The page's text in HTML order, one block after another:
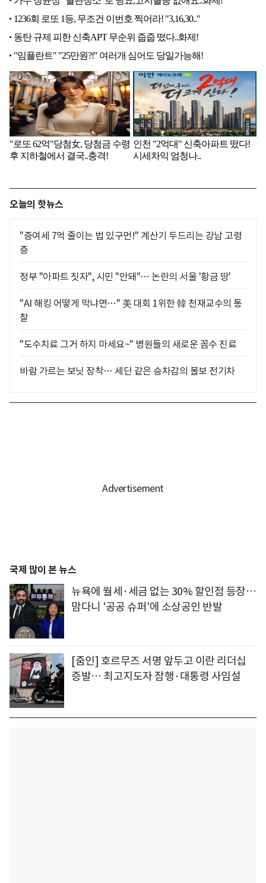
오늘의 핫뉴스
"증여세 7억 줄이는 법 있구먼!" 계산기 두드리는 강남 고령
층
정부 "아파트 짓자", 시민 "안돼"… 논란의 서울 '황금 땅'
"AI 해킹 어떻게 막냐면…" 美 대회 1위한 韓 천재교수의 통
찰
"도수치료 그거 하지 마세요~" 병원들의 새로운 꼼수 진료
바람 가르는 보닛 장착… 세단 같은 승차감의 볼보 전기차
국제 많이 본 뉴스
뉴욕에 월세·세금 없는 30% 할인점 등장…
맘다니 '공공 슈퍼'에 소상공인 반발
[줌인] 호르무즈 서명 앞두고 이란 리더십
증발… 최고지도자 잠행·대통령 사임설